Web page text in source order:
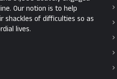
Our notion is to help
shackles of difficulties so as
lives.